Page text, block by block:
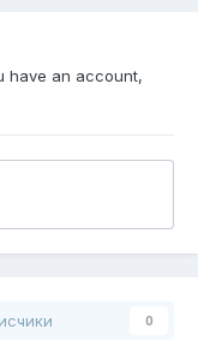
have an account,
0